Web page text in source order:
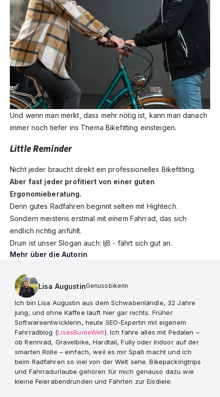
Und wenn man merkt, dass mehr nötig ist, kann man danach
immer noch tiefer ins Thema Bikefitting einsteigen.
Little Reminder
Nicht jeder braucht direkt ein professionelles Bikefitting.
Aber fast jeder profitiert von einer guten
Ergonomieberatung.
Denn gutes Radfahren beginnt selten mit Hightech.
Sondern meistens erstmal mit einem Fahrrad, das sich
endlich richtig anfühlt.
Drum ist unser Slogan auch: ljB - fährt sich gut an.
Mehr über die Autorin
Lisa AugustinGenussbikerin
Ich bin Lisa Augustin aus dem Schwabenländle, 32 Jahre
jung, und ohne Kaffee läuft hier gar nichts. Früher
Softwareentwicklerin, heute SEO-Expertin mit eigenem
Fahrradblog (LisasBunteWelt). Ich fahre alles mit Pedalen –
ob Rennrad, Gravelbike, Hardtail, Fully oder Indoor auf der
smarten Rolle – einfach, weil es mir Spaß macht und ich
beim Radfahren so viel von der Welt sehe. Bikepackingtrips
und Fahrradurlaube gehören für mich genauso dazu wie
kleine Feierabendrunden und Fahrten zur Eisdiele.